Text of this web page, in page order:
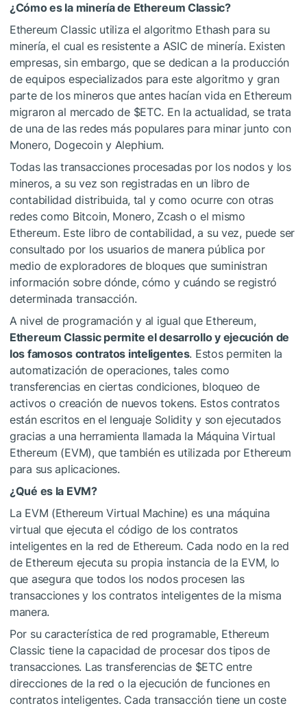
¿Cómo es la minería de Ethereum Classic?
Ethereum Classic utiliza el algoritmo Ethash para su
minería, el cual es resistente a ASIC de minería. Existen
empresas, sin embargo, que se dedican a la producción
de equipos especializados para este algoritmo y gran
parte de los mineros que antes hacían vida en Ethereum
migraron al mercado de $ETC. En la actualidad, se trata
de una de las redes más populares para minar junto con
Monero, Dogecoin y Alephium.
Todas las transacciones procesadas por los nodos y los
mineros, a su vez son registradas en un libro de
contabilidad distribuida, tal y como ocurre con otras
redes como Bitcoin, Monero, Zcash o el mismo
Ethereum. Este libro de contabilidad, a su vez, puede ser
consultado por los usuarios de manera pública por
medio de exploradores de bloques que suministran
información sobre dónde, cómo y cuándo se registró
determinada transacción.
A nivel de programación y al igual que Ethereum,
Ethereum Classic permite el desarrollo y ejecución de
los famosos contratos inteligentes. Estos permiten la
automatización de operaciones, tales como
transferencias en ciertas condiciones, bloqueo de
activos o creación de nuevos tokens. Estos contratos
están escritos en el lenguaje Solidity y son ejecutados
gracias a una herramienta llamada la Máquina Virtual
Ethereum (EVM), que también es utilizada por Ethereum
para sus aplicaciones.
¿Qué es la EVM?
La EVM (Ethereum Virtual Machine) es una máquina
virtual que ejecuta el código de los contratos
inteligentes en la red de Ethereum. Cada nodo en la red
de Ethereum ejecuta su propia instancia de la EVM, lo
que asegura que todos los nodos procesen las
transacciones y los contratos inteligentes de la misma
manera.
Por su característica de red programable, Ethereum
Classic tiene la capacidad de procesar dos tipos de
transacciones. Las transferencias de $ETC entre
direcciones de la red o la ejecución de funciones en
contratos inteligentes. Cada transacción tiene un coste